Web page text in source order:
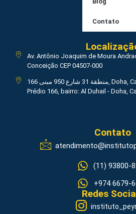
Contato
Av. Antônio Joaquim de Moura
Conceição CEP 04507-000
منطقة 31 شارع 950 مبنى 166, Doha, Catar Área 31, Rua 950,
Prédio 166, bairro: Al Duhail - Doha,
Contato
(11) 93800-
+974 6679-
Redes